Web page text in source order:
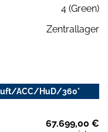
4 (Green)
Zentrallager
ACC/HuD/360°
67.699,00 €